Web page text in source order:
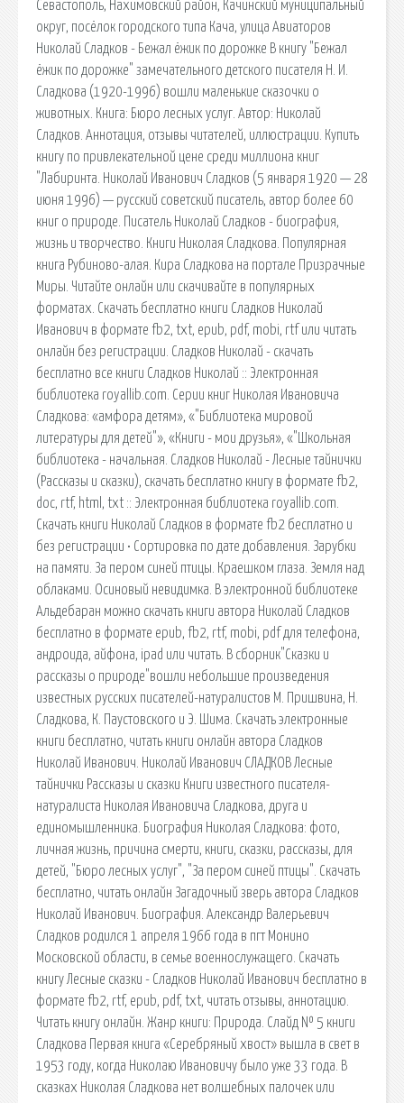
Севастополь, Нахимовский район, Качинский муниципальный
округ, посёлок городского типа Кача, улица Авиаторов
Николай Сладков - Бежал ёжик по дорожке В книгу "Бежал
ёжик по дорожке" замечательного детского писателя Н. И.
Сладкова (1920-1996) вошли маленькие сказочки о
животных. Книга: Бюро лесных услуг. Автор: Николай
Сладков. Аннотация, отзывы читателей, иллюстрации. Купить
книгу по привлекательной цене среди миллиона книг
"Лабиринта. Николай Иванович Сладков (5 января 1920 — 28
июня 1996) — русский советский писатель, автор более 60
книг о природе. Писатель Николай Сладков - биография,
жизнь и творчество. Книги Николая Сладкова. Популярная
книга Рубиново-алая. Кира Сладкова на портале Призрачные
Миры. Читайте онлайн или скачивайте в популярных
форматах. Скачать бесплатно книги Сладков Николай
Иванович в формате fb2, txt, epub, pdf, mobi, rtf или читать
онлайн без регистрации. Сладков Николай - скачать
бесплатно все книги Сладков Николай :: Электронная
библиотека royallib.com. Серии книг Николая Ивановича
Сладкова: «амфора детям», «"Библиотека мировой
литературы для детей"», «Книги - мои друзья», «"Школьная
библиотека - начальная. Сладков Николай - Лесные тайнички
(Рассказы и сказки), скачать бесплатно книгу в формате fb2,
doc, rtf, html, txt :: Электронная библиотека royallib.com.
Скачать книги Николай Сладков в формате fb2 бесплатно и
без регистрации • Сортировка по дате добавления. Зарубки
на памяти. За пером синей птицы. Краешком глаза. Земля над
облаками. Осиновый невидимка. В электронной библиотеке
Альдебаран можно скачать книги автора Николай Сладков
бесплатно в формате epub, fb2, rtf, mobi, pdf для телефона,
андроида, айфона, ipad или читать. В сборник"Сказки и
рассказы о природе"вошли небольшие произведения
известных русских писателей-натуралистов М. Пришвина, Н.
Сладкова, К. Паустовского и Э. Шима. Скачать электронные
книги бесплатно, читать книги онлайн автора Сладков
Николай Иванович. Николай Иванович СЛАДКОВ Лесные
тайнички Рассказы и сказки Книги известного писателя-
натуралиста Николая Ивановича Сладкова, друга и
единомышленника. Биография Николая Сладкова: фото,
личная жизнь, причина смерти, книги, сказки, рассказы, для
детей, "Бюро лесных услуг", "За пером синей птицы". Скачать
бесплатно, читать онлайн Загадочный зверь автора Сладков
Николай Иванович. Биография. Александр Валерьевич
Сладков родился 1 апреля 1966 года в пгт Монино
Московской области, в семье военнослужащего. Скачать
книгу Лесные сказки - Сладков Николай Иванович бесплатно в
формате fb2, rtf, epub, pdf, txt, читать отзывы, аннотацию.
Читать книгу онлайн. Жанр книги: Природа. Слайд № 5 книги
Сладкова Первая книга «Серебряный хвост» вышла в свет в
1953 году, когда Николаю Ивановичу было уже 33 года. В
сказках Николая Сладкова нет волшебных палочек или